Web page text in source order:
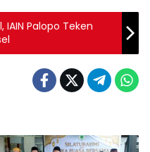
IAIN Palopo Teken